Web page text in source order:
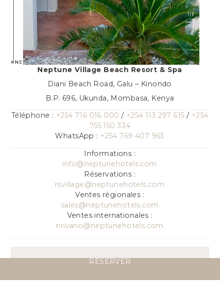
#NEPTUNEVILLAGE
Neptune Village Beach Resort & Spa
Diani Beach Road, Galu – Kinondo
B.P. 696, Ukunda, Mombasa, Kenya
Téléphone : +254 716 016 000 / +254 113 297 615 / +254
755 150 334
WhatsApp : +254 769 407 963
Informations :
info@neptunehotels.com
Réservations :
rsvillage@neptunehotels.com
Ventes régionales :
sales@neptunehotels.com
Ventes internationales :
nrivano@neptunehotels.com
VOTRE VOYAGE,
NOTRE ATTENTION
RÉSERVER